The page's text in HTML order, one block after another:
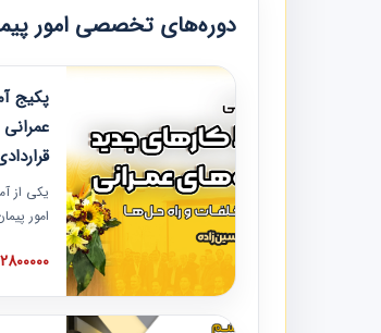
دوره‌های تخصصی امور
پکیج
یکی از
امور
در محل
به
2800000 تومان